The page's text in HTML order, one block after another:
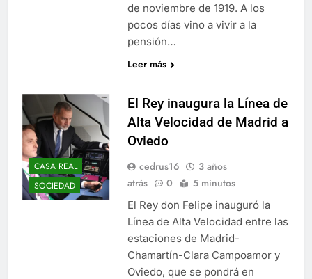
de noviembre de 1919. A los
pocos días vino a vivir a la
pensión…
Leer más
CASA REAL
SOCIEDAD
El Rey inaugura la Línea de
Alta Velocidad de Madrid a
Oviedo
cedrus16
3 años
atrás
0 5 minutos
El Rey don Felipe inauguró la
Línea de Alta Velocidad entre las
estaciones de Madrid-
Chamartín-Clara Campoamor y
Oviedo, que se pondrá en